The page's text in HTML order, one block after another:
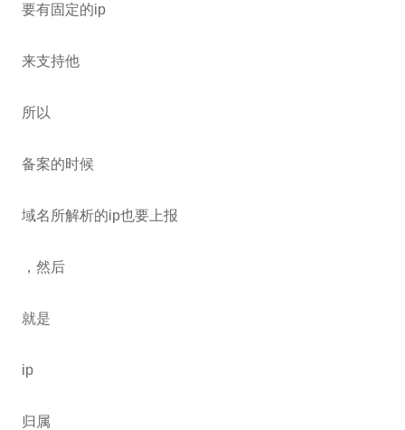
要有固定的ip
来支持他
所以
备案的时候
域名所解析的ip也要上报
，然后
就是
ip
归属